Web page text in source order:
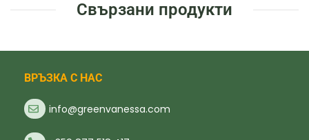
Свързани продукти
ВРЪЗКА С НАС
info@greenvanessa.com